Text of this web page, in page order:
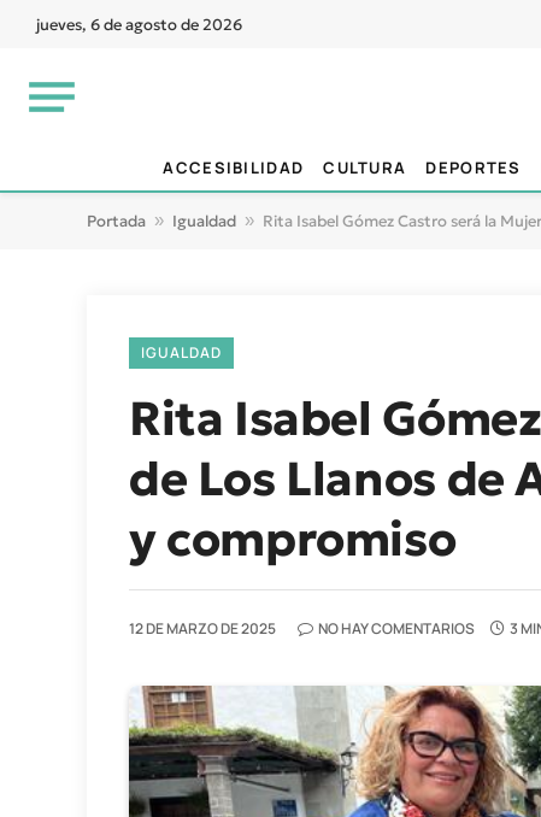
jueves, 6 de agosto de 2026
ACCESIBILIDAD CULTURA DEPORTES
Portada » Igualdad » Rita Isabel Gómez Castro será la
IGUALDAD
Rita Isabel
de Los Llanos de
y compromiso
12 DE MARZO DE 2025 NO HAY COMENTARIOS 3